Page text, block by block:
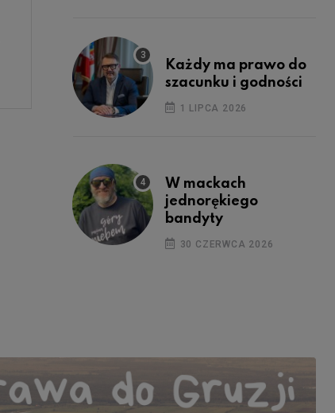
Każdy ma prawo do
szacunku i godności
1 LIPCA 2026
W mackach
jednorękiego
bandyty
30 CZERWCA 2026